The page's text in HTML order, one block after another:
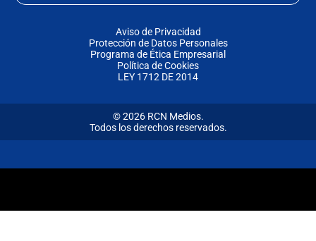
Aviso de Privacidad
Protección de Datos Personales
Programa de Ética Empresarial
Política de Cookies
LEY 1712 DE 2014
© 2026 RCN Medios.
Todos los derechos reservados.